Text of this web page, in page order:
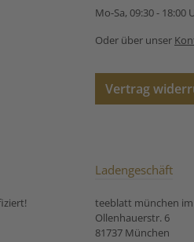
Mo-Sa, 09:30 - 18:00
Oder über unser
Vertrag
Ladengeschäft
teeblatt münchen
Ollenhauerstr. 6
81737 München